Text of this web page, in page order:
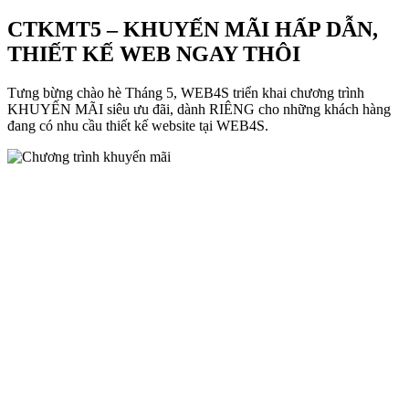
CTKMT5 – KHUYẾN MÃI HẤP DẪN,
THIẾT KẾ WEB NGAY THÔI
Tưng bừng chào hè Tháng 5, WEB4S triển khai chương trình
KHUYẾN MÃI siêu ưu đãi, dành RIÊNG cho những khách hàng
đang có nhu cầu thiết kế website tại WEB4S.